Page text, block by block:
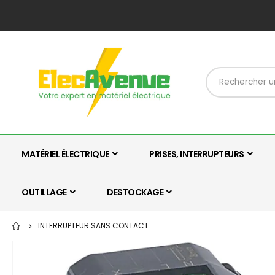
MATÉRIEL ÉLECTRIQUE PRISES, INTERRUPTEURS
OUTILLAGE DESTOCKAGE
INTERRUPTEUR SANS CONTACT